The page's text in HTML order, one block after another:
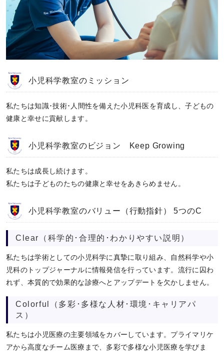
小児科学教室のミッション
私たちは知識･技術･人間性を備えた小児科医を育成し、子どもの
健康と幸せに貢献します。
小児科学教室のビジョン Keep Growing
私たちは成長し続けます。
私たちは子どものたちの健康と幸せをあきらめません。
小児科学教室のバリュー（行動指針） 5つのC
Clear（科学的･合理的･わかりやすい説明）
私たちは学術としての小児科学に真摯に取り組み、自然科学や小
児科のトップジャーナルに情報発信を行っています。流行に囚わ
れず、本質的で効果的な診療へとアップデートを欠かしません。
Colorful（多彩･多様な人材･環境･キャリアパ
ス）
私たちは小児医療の主要領域をカバーしています。プライマリケ
アから高度なチーム医療まで、多彩で多様な小児医療を学びま